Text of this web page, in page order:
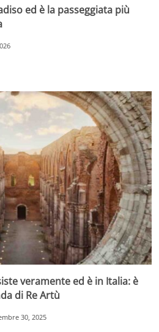
ed è la passeggiata più
veramente ed è in Italia: è
di Re Artù
30, 2025